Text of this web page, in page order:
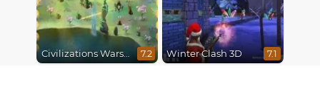
Civilizations Wars Master Edition 7.2 Winter Clash 3D 7.1